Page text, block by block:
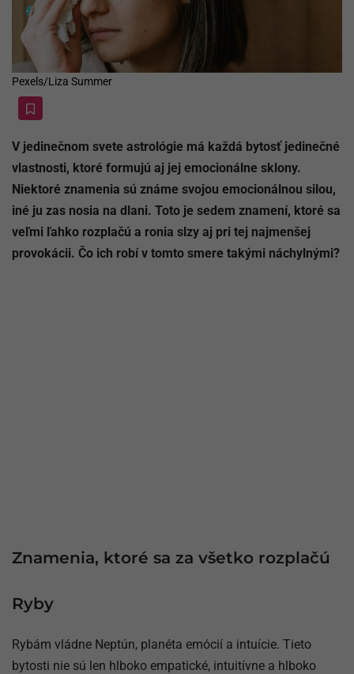
Pexels/Liza Summer
V jedinečnom svete astrológie má každá bytosť jedinečné
vlastnosti, ktoré formujú aj jej emocionálne sklony.
Niektoré znamenia sú známe svojou emocionálnou silou,
iné ju zas nosia na dlani. Toto je sedem znamení, ktoré sa
veľmi ľahko rozplačú a ronia slzy aj pri tej najmenšej
provokácii. Čo ich robí v tomto smere takými náchylnými?
Znamenia, ktoré sa za všetko rozplačú
Ryby
Rybám vládne Neptún, planéta emócií a intuície. Tieto
bytosti nie sú len hlboko empatické, intuitívne a hlboko